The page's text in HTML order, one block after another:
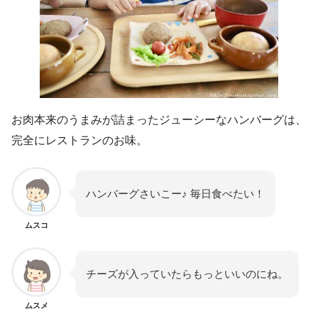
お肉本来のうまみが詰まったジューシーなハンバーグは、
完全にレストランのお味。
ムスコ
ハンバーグさいこー♪ 毎日食べたい！
ムスメ
チーズが入っていたらもっといいのにね。